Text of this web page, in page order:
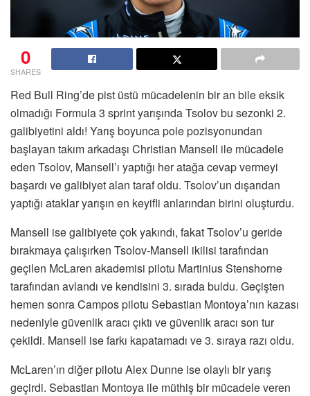
0
SHARES
Red Bull Ring’de pist üstü mücadelenin bir an bile eksik
olmadığı Formula 3 sprint yarışında Tsolov bu sezonki 2.
galibiyetini aldı! Yarış boyunca pole pozisyonundan
başlayan takım arkadaşı Christian Mansell ile mücadele
eden Tsolov, Mansell’ı yaptığı her atağa cevap vermeyi
başardı ve galibiyet alan taraf oldu. Tsolov’un dışarıdan
yaptığı ataklar yarışın en keyifli anlarından birini oluşturdu.
Mansell ise galibiyete çok yakındı, fakat Tsolov’u geride
bırakmaya çalışırken Tsolov-Mansell ikilisi tarafından
geçilen McLaren akademisi pilotu Martinius Stenshorne
tarafından avlandı ve kendisini 3. sırada buldu. Geçişten
hemen sonra Campos pilotu Sebastian Montoya’nın kazası
nedeniyle güvenlik aracı çıktı ve güvenlik aracı son tur
çekildi. Mansell ise farkı kapatamadı ve 3. sıraya razı oldu.
McLaren’ın diğer pilotu Alex Dunne ise olaylı bir yarış
geçirdi. Sebastian Montoya ile müthiş bir mücadele veren